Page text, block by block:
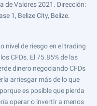
de Valores 2021. Dirección:
1, Belize City, Belize.
nivel de riesgo en el trading
CFDs. El 75.85% de las
dinero negociando CFDs
arriesgar más de lo que
es posible que pierda
operar o invertir a menos